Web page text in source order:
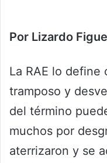
Por Lizardo
La RAE lo define
tramposo y
del término
muchos por
aterrizaron y se